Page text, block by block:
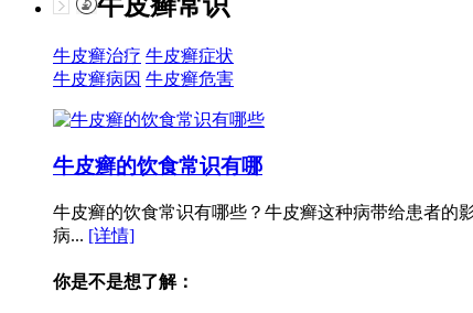
牛皮癣治疗 牛皮癣症状
牛皮癣病因 牛皮癣危害
牛皮癣的饮食常识有哪
牛皮癣的饮食常识有哪些？牛皮癣这种病带给患者的
病... [详情]
你是不是想了解：